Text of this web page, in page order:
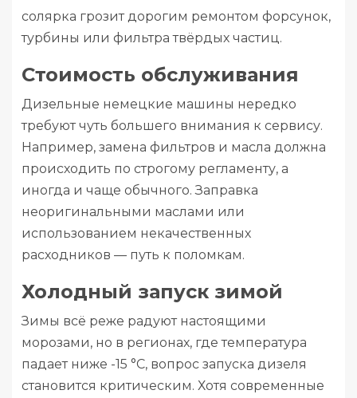
солярка грозит дорогим ремонтом форсунок,
турбины или фильтра твёрдых частиц.
Стоимость обслуживания
Дизельные немецкие машины нередко
требуют чуть большего внимания к сервису.
Например, замена фильтров и масла должна
происходить по строгому регламенту, а
иногда и чаще обычного. Заправка
неоригинальными маслами или
использованием некачественных
расходников — путь к поломкам.
Холодный запуск зимой
Зимы всё реже радуют настоящими
морозами, но в регионах, где температура
падает ниже -15 °C, вопрос запуска дизеля
становится критическим. Хотя современные